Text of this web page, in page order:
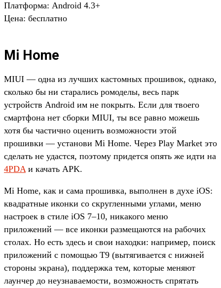
Платформа: Android 4.3+
Цена: бесплатно
Mi Home
MIUI — одна из лучших кастомных прошивок, однако,
сколько бы ни старались ромоделы, весь парк
устройств Android им не покрыть. Если для твоего
смартфона нет сборки MIUI, ты все равно можешь
хотя бы частично оценить возможности этой
прошивки — установи Mi Home. Через Play Market это
сделать не удастся, поэтому придется опять же идти на
4PDAи качать APK.
Mi Home, как и сама прошивка, выполнен в духе iOS:
квадратные иконки со скругленными углами, меню
настроек в стиле iOS 7–10, никакого меню
приложений — все иконки размещаются на рабочих
столах. Но есть здесь и свои находки: например, поиск
приложений с помощью T9 (вытягивается с нижней
стороны экрана), поддержка тем, которые меняют
лаунчер до неузнаваемости, возможность спрятать